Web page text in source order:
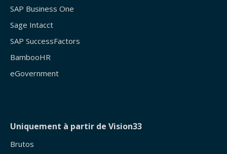
SAP Business One
Sage Intacct
SAP SuccessFactors
BambooHR
eGovernment
Uniquement à partir de Vision33
Brutos